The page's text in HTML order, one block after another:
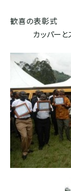
歓
カッパーとス